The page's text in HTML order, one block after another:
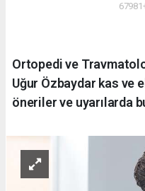
Ortopedi ve
Uğur Özbaydar kas ve
öneriler ve uyarılarda